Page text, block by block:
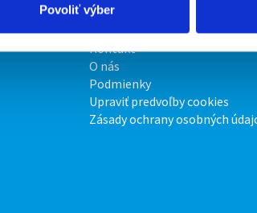
Povoliť výberO portáli
Kontakt
O nás
Podmienky
Upraviť predvoľby cookies
Zásady ochrany osobných